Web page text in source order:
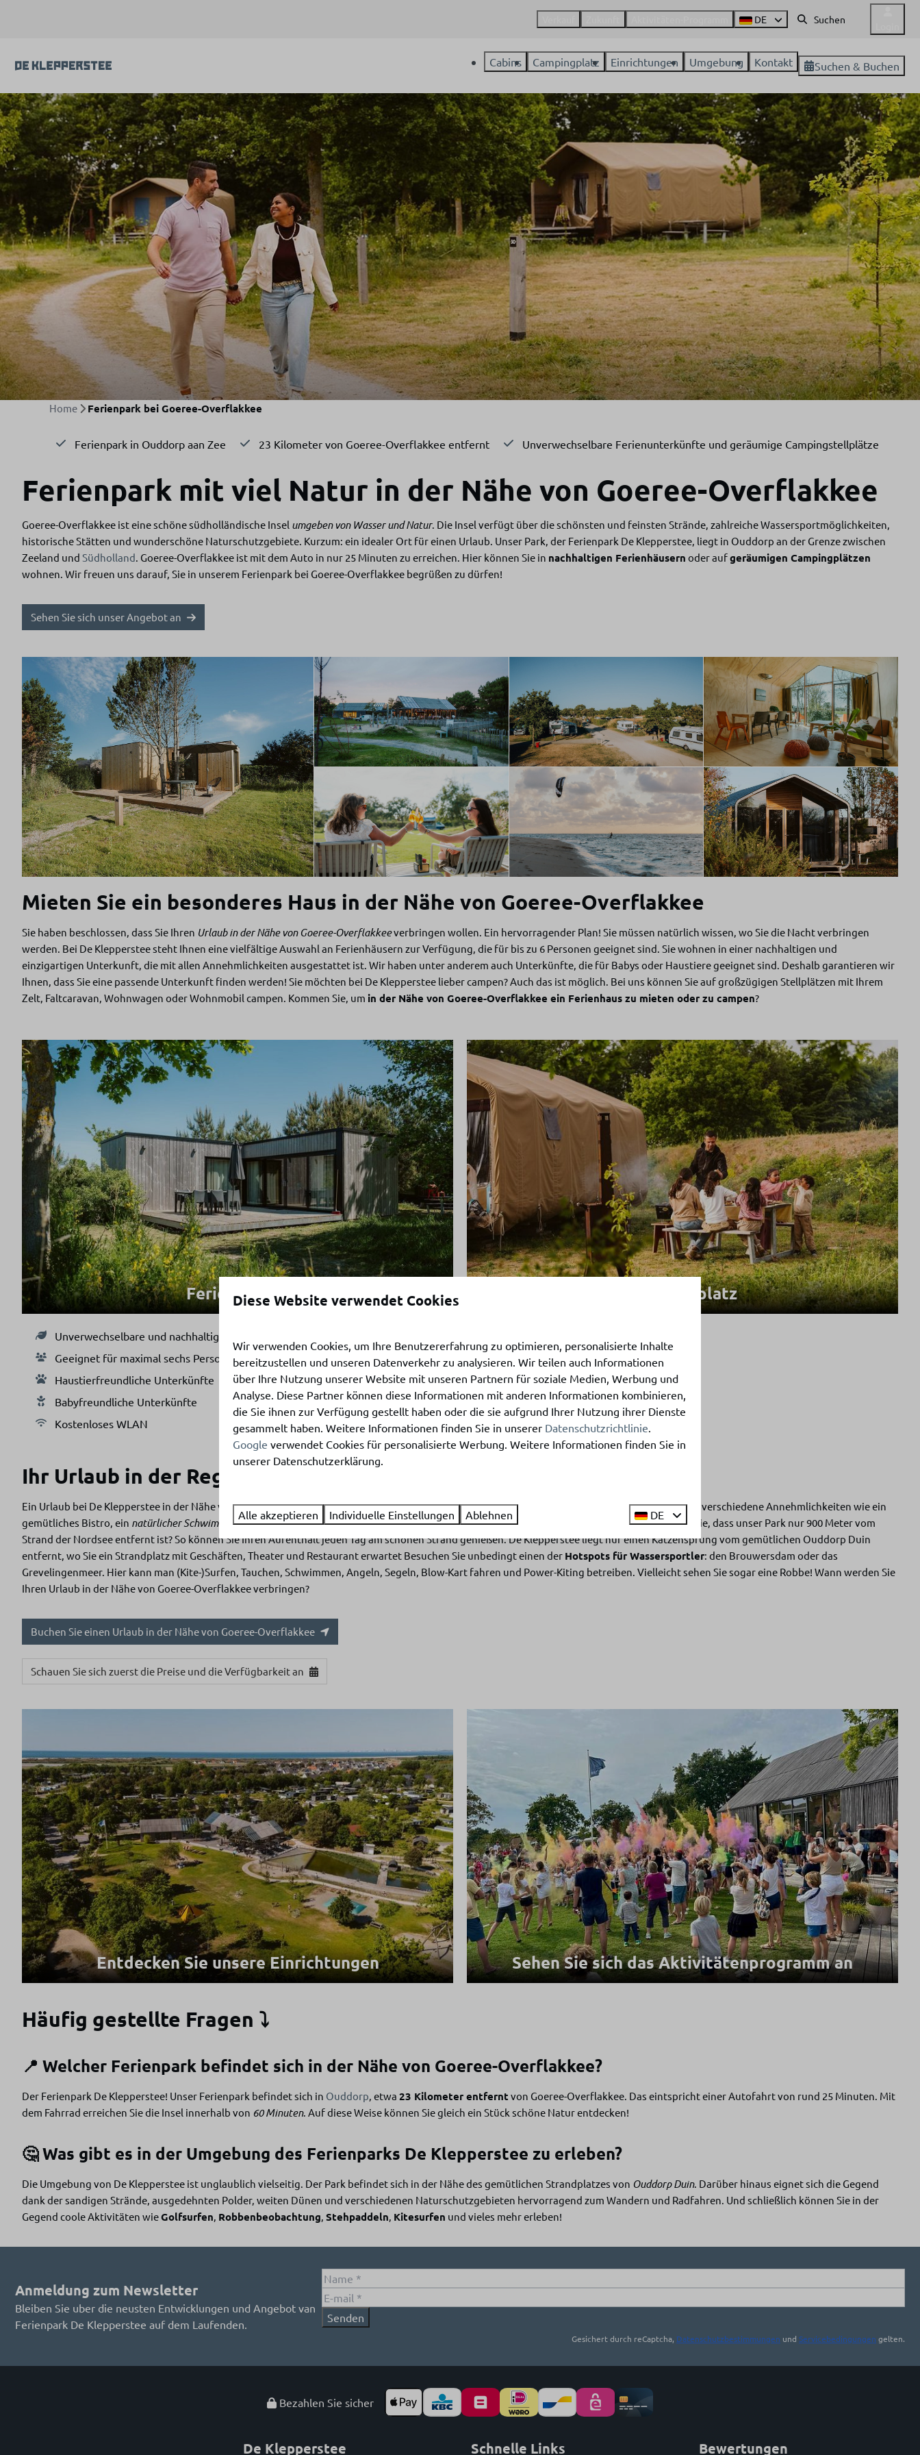
DE
Cabins Campingplatz Einrichtungen Umgebung Kontakt Suchen & Buchen
Home Ferienpark bei Goeree-Overflakkee
Ferienpark in Ouddorp aan Zee 23 Kilometer von Goeree-Overflakkee entfernt Unverwechselbare Ferienunterkünfte und geräumige Campingstellplätze
Ferienpark mit viel Natur in der Nähe von Goeree-Overflakkee
Goeree-Overflakkee ist eine schöne südholländische Insel umgeben von Wasser und Natur. Die Insel verfügt über die schönsten und feinsten Strände, zahlreiche Wassersportmöglichkeiten,
historische Stätten und wunderschöne Naturschutzgebiete. Kurzum: ein idealer Ort für einen Urlaub. Unser Park, der Ferienpark De Klepperstee, liegt in Ouddorp an der Grenze zwischen
Zeeland undSüdholland. Goeree-Overflakkee ist mit dem Auto in nur 25 Minuten zu erreichen. Hier können Sie in nachhaltigen Ferienhäusern oder aufgeräumigen Campingplätzen
wohnen. Wir freuen uns darauf, Sie in unserem Ferienpark bei Goeree-Overflakkee begrüßen zu dürfen!
Sehen Sie sich unser Angebot an
Mieten Sie ein besonderes Haus in der Nähe von Goeree-Overflakkee
Sie haben beschlossen, dass Sie Ihren Urlaub in der Nähe von Goeree-Overflakkeeverbringen wollen. Ein hervorragender Plan! Sie müssen natürlich wissen, wo Sie die Nacht verbringen
werden. Bei De Klepperstee steht Ihnen eine vielfältige Auswahl an Ferienhäusern zur Verfügung, die für bis zu 6 Personen geeignet sind. Sie wohnen in einer nachhaltigen und
einzigartigen Unterkunft, die mit allen Annehmlichkeiten ausgestattet ist. Wir haben unter anderem auch Unterkünfte, die für Babys oder Haustiere geeignet sind. Deshalb garantieren wir
Ihnen, dass Sie eine passende Unterkunft finden werden! Sie möchten bei De Klepperstee lieber campen? Auch das ist möglich. Bei uns können Sie auf großzügigen Stellplätzen mit Ihrem
Zelt, Faltcaravan, Wohnwagen oder Wohnmobil campen. Kommen Sie, umin der Nähe von Goeree-Overflakkee ein Ferienhaus zu mieten oder zu campen?
Ferienhäuser
Unverwechselbare und nachhaltige Architektur
Geeignet für maximal sechs Personen
Haustierfreundliche Unterkünfte
Babyfreundliche Unterkünfte
Kostenloses WLAN
Campingplatz
Für Zelte, Faltcaravans und Wohnmobile
16 Ampere Strom
Haustierfreundliche Stellplätze
Kostenloses WLAN
Ihr Urlaub in der Region Goeree-Overflakkee
Ein Urlaub bei De Klepperstee in der Nähe von Goeree-Overflakkee bedeutet Entspannung, Spaß und Genuss! In unserem Ferienpark stehen Ihnen verschiedene Annehmlichkeiten wie ein
gemütliches Bistro, ein natürlicher Schwimmteich, ein Innen- und Außenspielplatz und ein begeistertes Animationsteam zur Verfügung. Wussten Sie, dass unser Park nur 900 Meter vom
Strand der Nordsee entfernt ist? So können Sie Ihren Aufenthalt jeden Tag am schönen Strand genießen. De Klepperstee liegt nur einen Katzensprung vom gemütlichen Ouddorp Duin
entfernt, wo Sie ein Strandplatz mit Geschäften, Theater und Restaurant erwartet Besuchen Sie unbedingt einen der Hotspots für Wassersportler: den Brouwersdam oder das
Grevelingenmeer. Hier kann man (Kite-)Surfen, Tauchen, Schwimmen, Angeln, Segeln, Blow-Kart fahren und Power-Kiting betreiben. Vielleicht sehen Sie sogar eine Robbe! Wann werden Sie
Ihren Urlaub in der Nähe von Goeree-Overflakkee verbringen?
Buchen Sie einen Urlaub in der Nähe von Goeree-Overflakkee
Schauen Sie sich zuerst die Preise und die Verfügbarkeit an
Entdecken Sie unsere Einrichtungen Sehen Sie sich das Aktivitätenprogramm an
Häufig gestellte Fragen ⤵
📍 Welcher Ferienpark befindet sich in der Nähe von Goeree-Overflakkee?
Der Ferienpark De Klepperstee! Unser Ferienpark befindet sich in Ouddorp, etwa23 Kilometer entfernt von Goeree-Overflakkee. Das eintspricht einer Autofahrt von rund 25 Minuten. Mit
dem Fahrrad erreichen Sie die Insel innerhalb von 60 Minuten. Auf diese Weise können Sie gleich ein Stück schöne Natur entdecken!
🤔 Was gibt es in der Umgebung des Ferienparks De Klepperstee zu erleben?
Die Umgebung von De Klepperstee ist unglaublich vielseitig. Der Park befindet sich in der Nähe des gemütlichen Strandplatzes von Ouddorp Duin. Darüber hinaus eignet sich die Gegend
dank der sandigen Strände, ausgedehnten Polder, weiten Dünen und verschiedenen Naturschutzgebieten hervorragend zum Wandern und Radfahren. Und schließlich können Sie in der
Gegend coole Aktivitäten wieGolfsurfen, Robbenbeobachtung,Stehpaddeln, Kitesurfen und vieles mehr erleben!
Anmeldung zum Newsletter
Bleiben Sie uber die neusten Entwicklungen und Angebot van
Ferienpark De Klepperstee auf dem Laufenden.
Senden
Gesichert durch reCaptcha, Datenschutzbestimmungen und Servicebedingungen gelten.
Bezahlen Sie sicher
De Klepperstee Schnelle Links Bewertungen
Diese Website verwendet Cookies
Wir verwenden Cookies, um Ihre Benutzererfahrung zu optimieren, personalisierte Inhalte
bereitzustellen und unseren Datenverkehr zu analysieren. Wir teilen auch Informationen
über Ihre Nutzung unserer Website mit unseren Partnern für soziale Medien, Werbung und
Analyse. Diese Partner können diese Informationen mit anderen Informationen kombinieren,
die Sie ihnen zur Verfügung gestellt haben oder die sie aufgrund Ihrer Nutzung ihrer Dienste
gesammelt haben. Weitere Informationen finden Sie in unserer Datenschutzrichtlinie
Google verwendet Cookies für personalisierte Werbung. Weitere Informationen finden Sie in
unserer Datenschutzerklärung.
Alle akzeptieren Individuelle Einstellungen Ablehnen DE